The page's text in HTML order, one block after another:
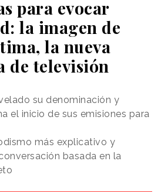
para que los
el código, puedan acceder a
e inspiradores
la naturaleza, la
andaluzas. Dichos
para evocar
la imagen de
la nueva
de televisión
su denominación y
el inicio de sus emisiones para
más explicativo y
basada en la